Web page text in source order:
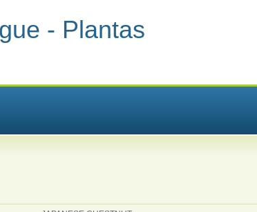
- Plantas